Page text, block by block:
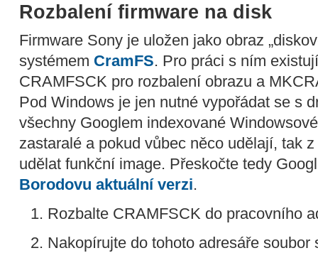
Rozbalení firmware na disk
Firmware Sony je uložen jako obraz
systémem CramFS. Pro práci s ním
CRAMFSCK pro rozbalení obrazu a
Pod Windows je jen nutné vypořádat se s
všechny Googlem indexované
zastaralé a pokud vůbec něco udělají, tak
udělat funkční image. Přeskočte tedy
Borodovu aktuální verzi.
Rozbalte CRAMFSCK do pracovního
Nakopírujte do tohoto adresáře soubor